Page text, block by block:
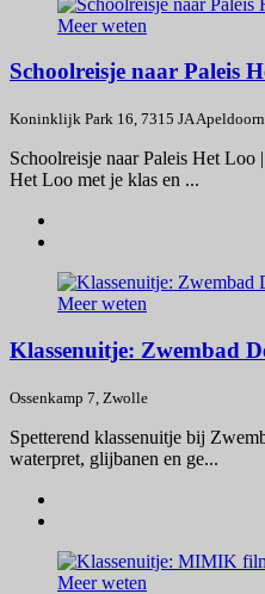
Meer weten
Schoolreisje naar Paleis
Koninklijk Park 16, 7315 JA
Schoolreisje naar Paleis Het
Het Loo met je klas en ...
Meer weten
Klassenuitje: Zwembad
Ossenkamp 7, Zwolle
Spetterend klassenuitje bij
waterpret, glijbanen en ge...
Meer weten